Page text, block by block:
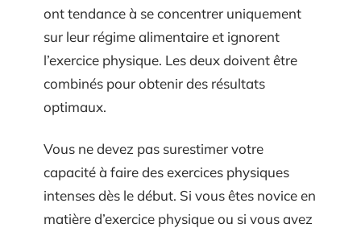
ont tendance à se concentrer uniquement
sur leur régime alimentaire et ignorent
l’exercice physique. Les deux doivent être
combinés pour obtenir des résultats
optimaux.
Vous ne devez pas surestimer votre
capacité à faire des exercices physiques
intenses dès le début. Si vous êtes novice en
matière d’exercice physique ou si vous avez